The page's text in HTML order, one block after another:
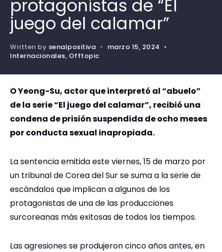
protagonistas de “El
juego del calamar”
Written by senalpositiva • marzo 15, 2024 •
Internacionales, Offtopic
O Yeong-Su, actor que interpretó al “abuelo”
de la serie “El juego del calamar”, recibió una
condena de prisión suspendida de ocho meses
por conducta sexual inapropiada.
La sentencia emitida este viernes, 15 de marzo por
un tribunal de Corea del Sur se suma a la serie de
escándalos que implican a algunos de los
protagonistas de una de las producciones
surcoreanas más exitosas de todos los tiempos.
Las agresiones se produjeron cinco años antes, en